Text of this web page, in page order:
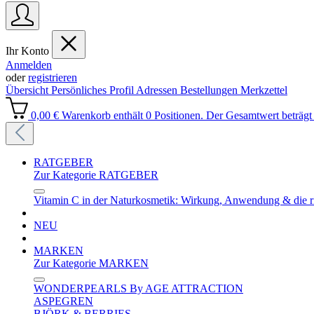
Ihr Konto
Anmelden
oderregistrieren
Übersicht Persönliches Profil Adressen Bestellungen Merkzettel
0,00 € Warenkorb enthält 0 Positionen. Der Gesamtwert
RATGEBER
Zur Kategorie RATGEBER
Vitamin C in der Naturkosmetik: Wirkung, Anwendung & die
NEU
MARKEN
Zur Kategorie MARKEN
WONDERPEARLS By AGE ATTRACTION
ASPEGREN